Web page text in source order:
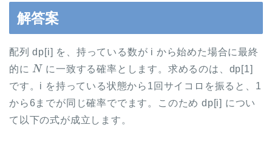
解答案
配列 dp[i] を、持っている数が i から始めた場合に最終
的に
N
に一致する確率とします。求めるのは、dp[1]
です。i を持っている状態から1回サイコロを振ると、1
から6までが同じ確率ででます。このため dp[i] につい
て以下の式が成立します。